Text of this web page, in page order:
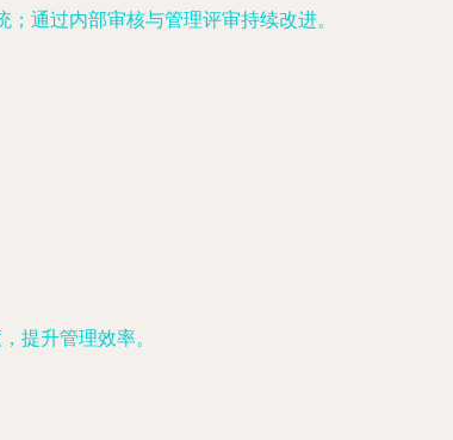
通过内部审核与管理评审持续改进。
提升管理效率。